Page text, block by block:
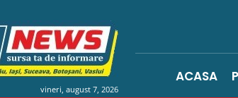
vineri, august 7, 2026
ACASA